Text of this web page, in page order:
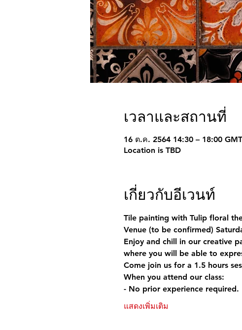
เวลาและสถานที่
16 ต.ค. 2564 14:30 – 18:00
Location is TBD
เกี่ยวกับอีเวนท์
Tile painting with Tulip floral
Venue (to be confirmed)
Enjoy and chill in our creative
where you will be able to
Come join us for a 1.5 hours
When you attend our class:
- No prior experience required.
แสดงเพิ่มเติม